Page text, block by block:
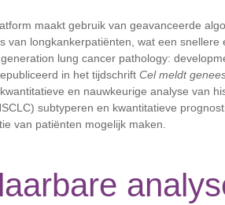
maakt gebruik van geavanceerde
van longkankerpatiënten, wat een
lung cancer pathology:
in het tijdschrift Cel meldt
en nauwkeurige analyse van
subtyperen en kwantitatieve
van patiënten mogelijk maken.